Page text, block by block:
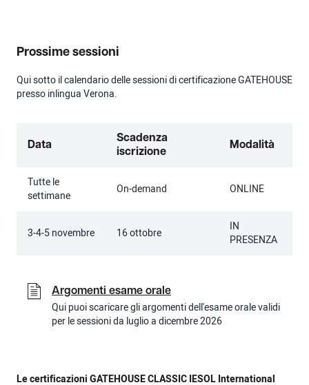
Prossime sessioni
Qui sotto il calendario delle sessioni di certificazione GATEHOUSE
presso inlingua Verona.
Data
Scadenza
iscrizione
Modalità
Tutte le
settimane
On-demand ONLINE
3-4-5 novembre 16 ottobre
IN
PRESENZA
Argomenti esame orale
Qui puoi scaricare gli argomenti dell'esame orale validi
per le sessioni da luglio a dicembre 2026
Le certificazioni GATEHOUSE CLASSIC IESOL International